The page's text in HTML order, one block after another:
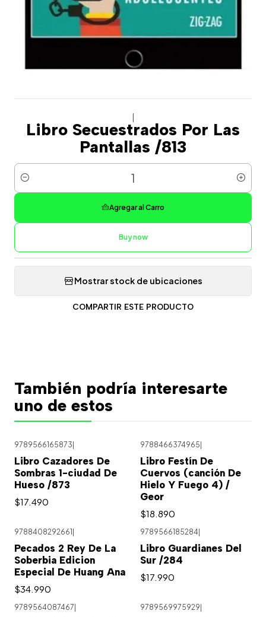
Libro Secuestrados Por Las
Pantallas /813
Cantidad
Agregar al Carro
Buy now
Mostrar stock de ubicaciones
COMPARTIR ESTE PRODUCTO
También podría interesarte
uno de estos
9789566165873|
Libro Cazadores De
Sombras 1-ciudad De
Hueso /873
$17.490
9788466374965|
Libro Festín De
Cuervos (canción De
Hielo Y Fuego 4) /
Geor
$18.890
9788408292661
Pecados 2 Rey De La
Soberbia Edicion
Especial De Huang Ana
$34.990
9789566185284
Libro Guardianes Del
Sur /284
$17.990
9789564087467 9789569975929